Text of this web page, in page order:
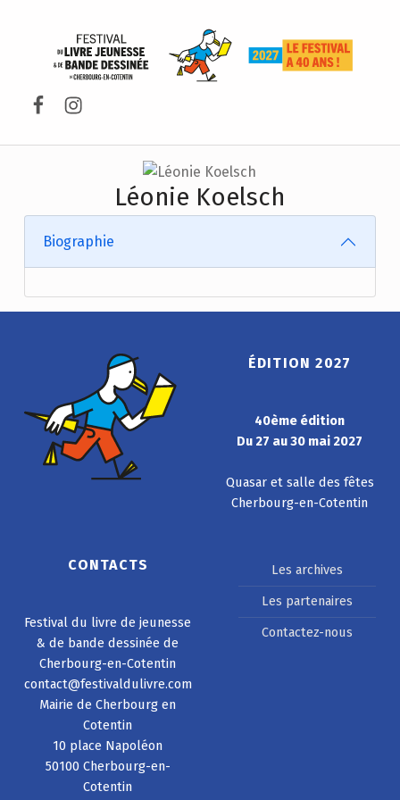
Facebook
Instagram
Léonie Koelsch
Biographie
ÉDITION 2027
40ème édition
Du 27 au 30 mai 2027
Quasar et salle des fêtes
Cherbourg-en-Cotentin
CONTACTS
Festival du livre de jeunesse
& de bande dessinée de
Cherbourg-en-Cotentin
contact@festivaldulivre.com
Mairie de Cherbourg en
Cotentin
10 place Napoléon
50100 Cherbourg-en-
Cotentin
Les archives
Les partenaires
Contactez-nous